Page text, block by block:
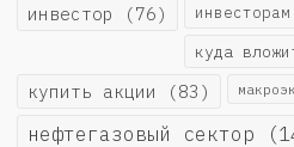
инвестор (76) инвесторам
куда
купить акции (83)
нефтегазовый сектор